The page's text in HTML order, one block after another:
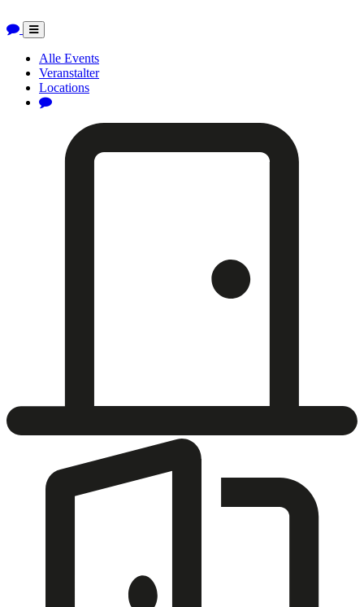
Toggle
navigation
Alle Events
Veranstalter
Locations